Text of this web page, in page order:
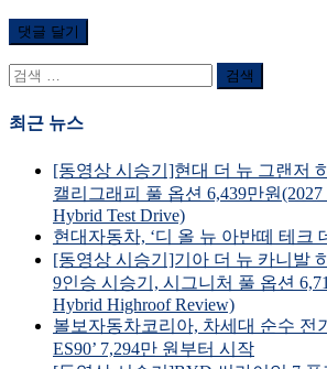
검
어:
최근 뉴스
[동영상 시승기]현대 더 뉴 그랜저
캘리그래피 풀 옵션 6,439만원(2027
Hybrid Test Drive)
현대자동차, ‘디 올 뉴 아반떼 테크
[동영상 시승기]기아 더 뉴 카니발
9인승 시승기, 시그니처 풀 옵션
Hybrid Highroof Review)
볼보자동차코리아, 차세대 순수 전
ES90’ 7,294만 원부터 시작